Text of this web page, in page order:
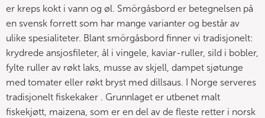
er kreps kokt i vann og øl. Smörgåsbord er betegnelsen på
en svensk forrett som har mange varianter og består av
ulike spesialiteter. Blant smörgåsbord finner vi tradisjonelt:
krydrede ansjosfileter, ål i vingele, kaviar-ruller, sild i bobler,
fylte ruller av røkt laks, musse av skjell, dampet sjøtunge
med tomater eller røkt bryst med dillsaus. I Norge serveres
tradisjonelt fiskekaker . Grunnlaget er utbenet malt
fiskekjøtt, maizena, som er en del av de fleste retter i norsk